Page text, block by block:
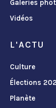
Galeries
Vidéos
L'ACTU
Culture
Élections
Planète